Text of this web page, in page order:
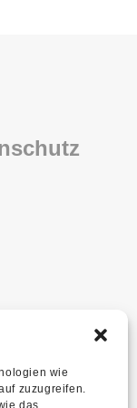
wie
zuzugreifen.
das